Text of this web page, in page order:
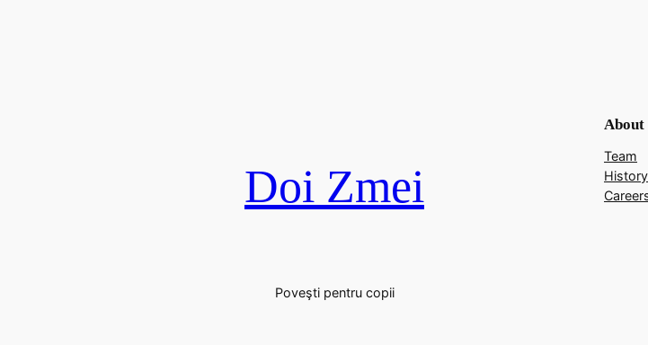
Doi Zmei
Poveşti pentru copii
About
Team
History